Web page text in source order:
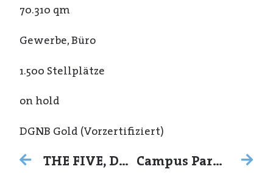
70.310 qm
Gewerbe, Büro
1.500 Stellplätze
on hold
DGNB Gold (Vorzertifiziert)
THE FIVE, Düsseldorf Campus Park München, Aschheim